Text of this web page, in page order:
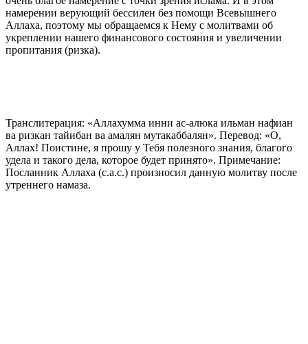
намерении верующий бессилен без помощи Всевышнего
Аллаха, поэтому мы обращаемся к Нему с молитвами об
укреплении нашего финансового состояния и увеличении
пропитания (ризка).
Транслитерация: «Аллахумма инни ас-алюка ильман нафиан
ва ризкан тайибан ва амалян мутакаббалян». Перевод: «О,
Аллах! Поистине, я прошу у Тебя полезного знания, благого
удела и такого дела, которое будет принято». Примечание:
Посланник Аллаха (с.а.с.) произносил данную молитву после
утреннего намаза.